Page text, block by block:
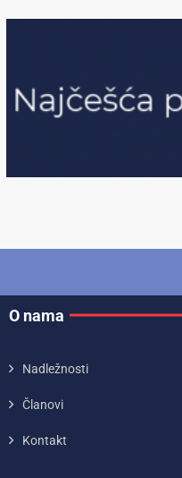
O nama
Nadležnosti
Članovi
Kontakt